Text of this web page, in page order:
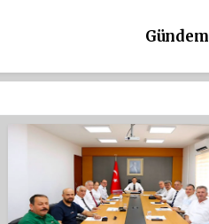
Gündem